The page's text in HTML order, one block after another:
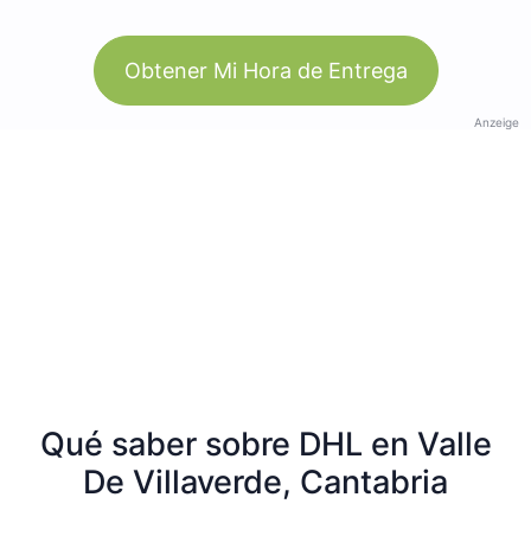
Obtener Mi Hora de Entrega
Anzeige
Qué saber sobre DHL en Valle
De Villaverde, Cantabria